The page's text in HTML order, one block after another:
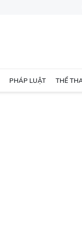
PHÁP LUẬT THỂ